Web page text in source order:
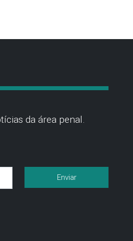
da área penal.